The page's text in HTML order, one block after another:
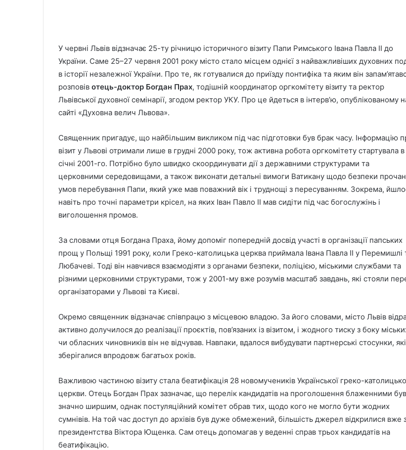
У червні Львів відзначає 25-ту річницю історичного візиту Папи Римського Івана Павла ІІ до
України. Саме 25–27 червня 2001 року місто стало місцем однієї з найважливіших духовних
в історії незалежної України. Про те, як готувалися до приїзду понтифіка та яким він
розповів отець-доктор Богдан Прах, тодішній координатор оргкомітету візиту та ректор
Львівської духовної семінарії, згодом ректор УКУ. Про це йдеться в інтерв’ю, опублікованому
сайті «Духовна велич Львова».
Священник пригадує, що найбільшим викликом під час підготовки був брак часу. Інформацію
візит у Львові отримали лише в грудні 2000 року, тож активна робота оргкомітету стартувала в
січні 2001-го. Потрібно було швидко скоординувати дії з державними структурами та
церковними середовищами, а також виконати детальні вимоги Ватикану щодо безпеки прочан
умов перебування Папи, який уже мав поважний вік і труднощі з пересуванням. Зокрема,
навіть про точні параметри крісел, на яких Іван Павло ІІ мав сидіти під час богослужінь і
виголошення промов.
За словами отця Богдана Праха, йому допоміг попередній досвід участі в організації папських
прощ у Польщі 1991 року, коли Греко-католицька церква приймала Івана Павла ІІ у Перемишлі
Любачеві. Тоді він навчився взаємодіяти з органами безпеки, поліцією, міськими службами та
різними церковними структурами, тож у 2001-му вже розумів масштаб завдань, які стояли
організаторами у Львові та Києві.
Окремо священник відзначає співпрацю з місцевою владою. За його словами, місто Львів
активно долучилося до реалізації проєктів, пов’язаних із візитом, і жодного тиску з боку
чи обласних чиновників він не відчував. Навпаки, вдалося вибудувати партнерські стосунки, які
зберігалися впродовж багатьох років.
Важливою частиною візиту стала беатифікація 28 новомучеників Української греко-
церкви. Отець Богдан Прах зазначає, що перелік кандидатів на проголошення блаженними був
значно ширшим, однак постуляційний комітет обрав тих, щодо кого не могло бути жодних
сумнівів. На той час доступ до архівів був дуже обмежений, більшість джерел відкрилися вже
президентства Віктора Ющенка. Сам отець допомагав у веденні справ трьох кандидатів на
беатифікацію.